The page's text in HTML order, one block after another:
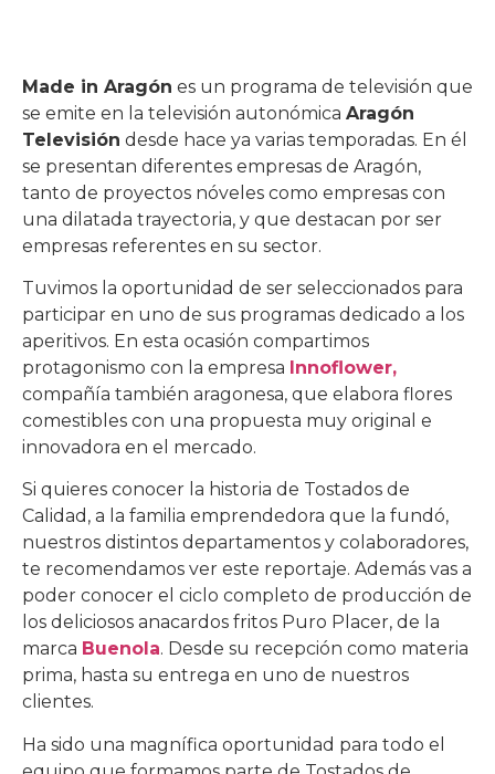
Made in Aragón es un programa de televisión que
se emite en la televisión autonómica Aragón
Televisión desde hace ya varias temporadas. En él
se presentan diferentes empresas de Aragón,
tanto de proyectos nóveles como empresas con
una dilatada trayectoria, y que destacan por ser
empresas referentes en su sector.
Tuvimos la oportunidad de ser seleccionados para
participar en uno de sus programas dedicado a los
aperitivos. En esta ocasión compartimos
protagonismo con la empresa Innoflower,
compañía también aragonesa, que elabora flores
comestibles con una propuesta muy original e
innovadora en el mercado.
Si quieres conocer la historia de Tostados de
Calidad, a la familia emprendedora que la fundó,
nuestros distintos departamentos y colaboradores,
te recomendamos ver este reportaje. Además vas a
poder conocer el ciclo completo de producción de
los deliciosos anacardos fritos Puro Placer, de la
marca Buenola. Desde su recepción como materia
prima, hasta su entrega en uno de nuestros
clientes.
Ha sido una magnífica oportunidad para todo el